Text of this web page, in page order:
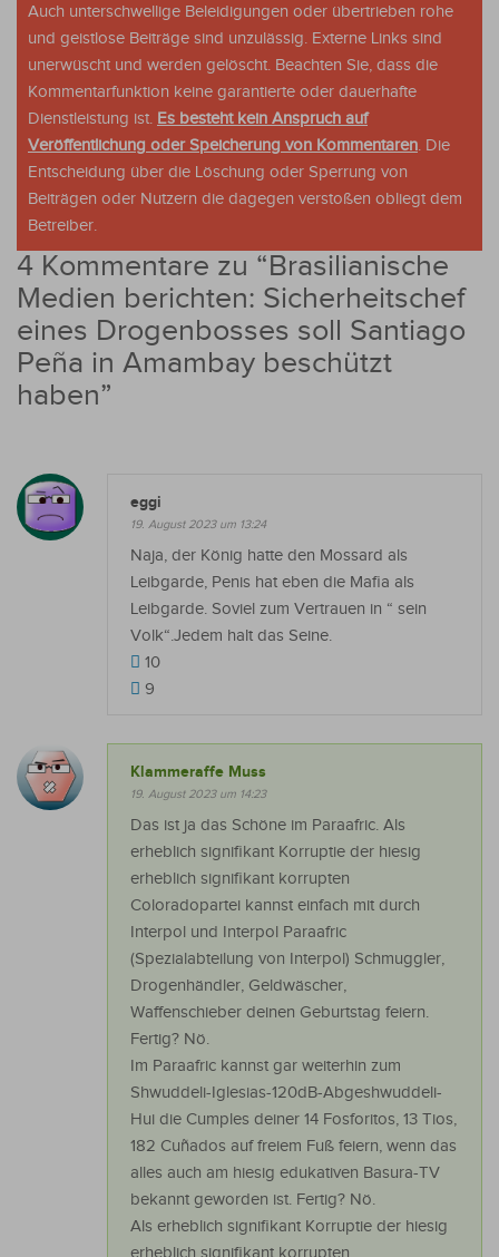
Auch unterschwellige Beleidigungen oder übertrieben rohe
und geistlose Beiträge sind unzulässig. Externe Links sind
unerwüscht und werden gelöscht. Beachten Sie, dass die
Kommentarfunktion keine garantierte oder dauerhafte
Dienstleistung ist. Es besteht kein Anspruch auf
Veröffentlichung oder Speicherung von Kommentaren. Die
Entscheidung über die Löschung oder Sperrung von
Beiträgen oder Nutzern die dagegen verstoßen obliegt dem
Betreiber.
4 Kommentare zu “Brasilianische
Medien berichten: Sicherheitschef
eines Drogenbosses soll Santiago
Peña in Amambay beschützt
haben”
eggi
19. August 2023 um 13:24
Naja, der König hatte den Mossard als
Leibgarde, Penis hat eben die Mafia als
Leibgarde. Soviel zum Vertrauen in “ sein
Volk“.Jedem halt das Seine.
10
9
Klammeraffe Muss
19. August 2023 um 14:23
Das ist ja das Schöne im Paraafric. Als
erheblich signifikant Korruptie der hiesig
erheblich signifikant korrupten
Coloradopartei kannst einfach mit durch
Interpol und Interpol Paraafric
(Spezialabteilung von Interpol) Schmuggler,
Drogenhändler, Geldwäscher,
Waffenschieber deinen Geburtstag feiern.
Fertig? Nö.
Im Paraafric kannst gar weiterhin zum
Shwuddeli-Iglesias-120dB-Abgeshwuddeli-
Hui die Cumples deiner 14 Fosforitos, 13 Tios,
182 Cuñados auf freiem Fuß feiern, wenn das
alles auch am hiesig edukativen Basura-TV
bekannt geworden ist. Fertig? Nö.
Als erheblich signifikant Korruptie der hiesig
erheblich signifikant korrupten